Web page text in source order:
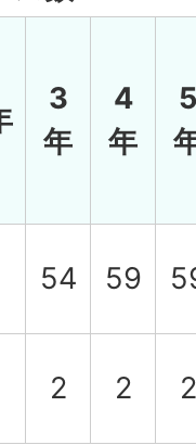
3
年
4
年
54 59
2 2 2